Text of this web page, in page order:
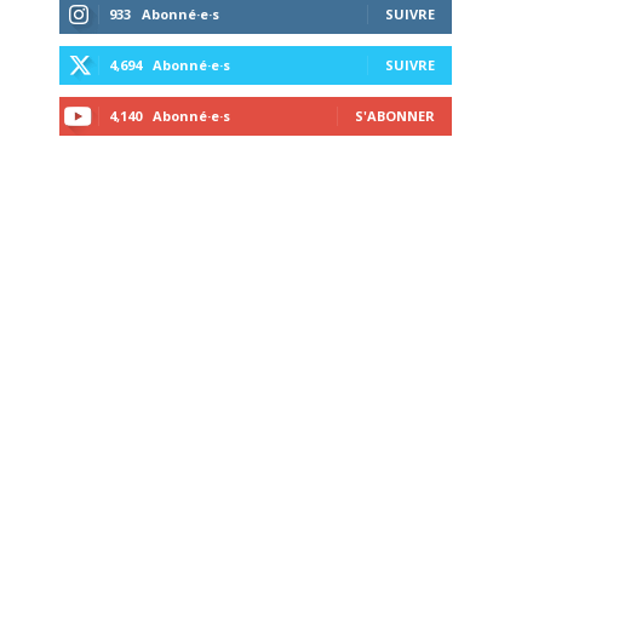
933 Abonné·e·s SUIVRE
4,694 Abonné·e·s SUIVRE
4,140 Abonné·e·s S'ABONNER